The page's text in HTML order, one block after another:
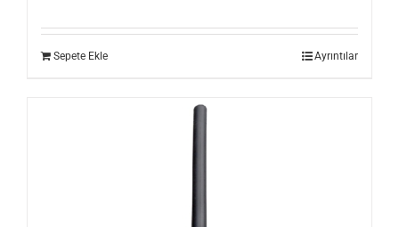
Sepete Ekle Ayrıntılar